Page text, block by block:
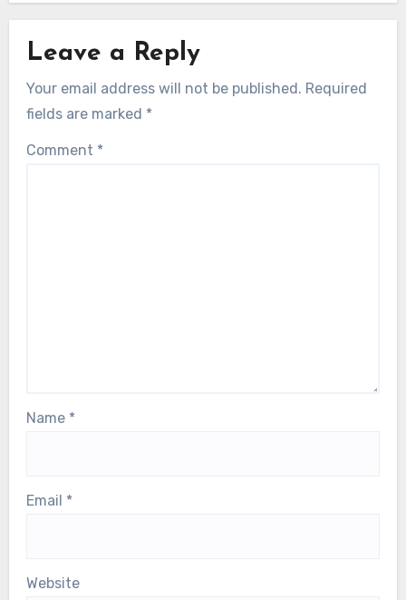
Leave a Reply
Your email address will not be published. Required
fields are marked *
Comment *
Name *
Email *
Website